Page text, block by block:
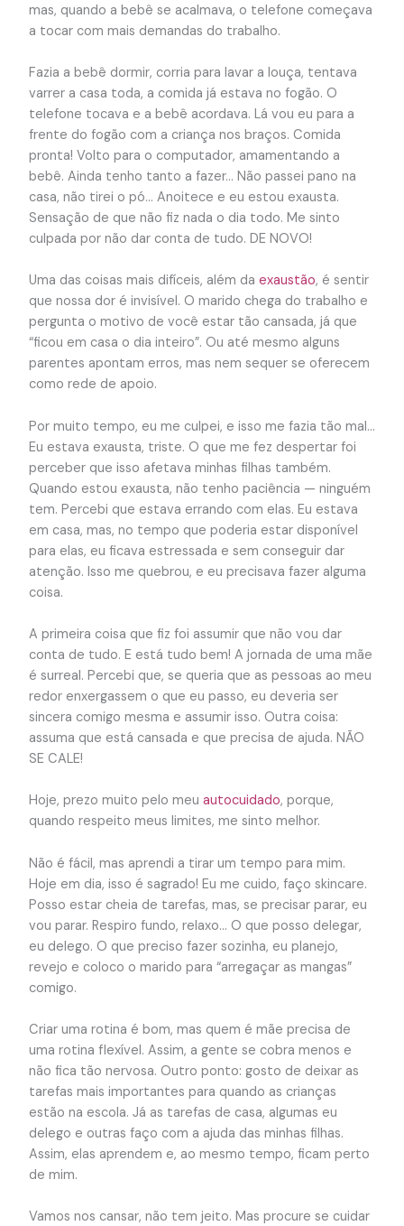
mas, quando a bebê se acalmava, o telefone começava
a tocar com mais demandas do trabalho.
Fazia a bebê dormir, corria para lavar a louça, tentava
varrer a casa toda, a comida já estava no fogão. O
telefone tocava e a bebê acordava. Lá vou eu para a
frente do fogão com a criança nos braços. Comida
pronta! Volto para o computador, amamentando a
bebê. Ainda tenho tanto a fazer… Não passei pano na
casa, não tirei o pó… Anoitece e eu estou exausta.
Sensação de que não fiz nada o dia todo. Me sinto
culpada por não dar conta de tudo. DE NOVO!
Uma das coisas mais difíceis, além da exaustão, é sentir
que nossa dor é invisível. O marido chega do trabalho e
pergunta o motivo de você estar tão cansada, já que
“ficou em casa o dia inteiro”. Ou até mesmo alguns
parentes apontam erros, mas nem sequer se oferecem
como rede de apoio.
Por muito tempo, eu me culpei, e isso me fazia tão mal…
Eu estava exausta, triste. O que me fez despertar foi
perceber que isso afetava minhas filhas também.
Quando estou exausta, não tenho paciência — ninguém
tem. Percebi que estava errando com elas. Eu estava
em casa, mas, no tempo que poderia estar disponível
para elas, eu ficava estressada e sem conseguir dar
atenção. Isso me quebrou, e eu precisava fazer alguma
coisa.
A primeira coisa que fiz foi assumir que não vou dar
conta de tudo. E está tudo bem! A jornada de uma mãe
é surreal. Percebi que, se queria que as pessoas ao meu
redor enxergassem o que eu passo, eu deveria ser
sincera comigo mesma e assumir isso. Outra coisa:
assuma que está cansada e que precisa de ajuda. NÃO
SE CALE!
Hoje, prezo muito pelo meu autocuidado, porque,
quando respeito meus limites, me sinto melhor.
Não é fácil, mas aprendi a tirar um tempo para mim.
Hoje em dia, isso é sagrado! Eu me cuido, faço skincare.
Posso estar cheia de tarefas, mas, se precisar parar, eu
vou parar. Respiro fundo, relaxo… O que posso delegar,
eu delego. O que preciso fazer sozinha, eu planejo,
revejo e coloco o marido para “arregaçar as mangas”
comigo.
Criar uma rotina é bom, mas quem é mãe precisa de
uma rotina flexível. Assim, a gente se cobra menos e
não fica tão nervosa. Outro ponto: gosto de deixar as
tarefas mais importantes para quando as crianças
estão na escola. Já as tarefas de casa, algumas eu
delego e outras faço com a ajuda das minhas filhas.
Assim, elas aprendem e, ao mesmo tempo, ficam perto
de mim.
Vamos nos cansar, não tem jeito. Mas procure se cuidar